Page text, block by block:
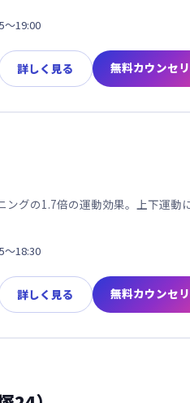
～19:00
詳しく見る 無料カウンセ
グの1.7倍の運動効果。上下運動
～18:30
詳しく見る 無料カウンセ